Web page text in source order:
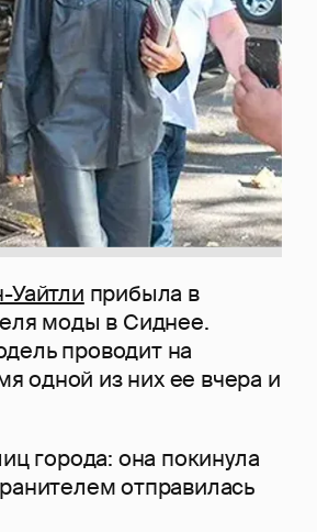
Уайтли прибыла в
моды в Сиднее.
проводит на
одной из них ее вчера и
города: она покинула
отправилась